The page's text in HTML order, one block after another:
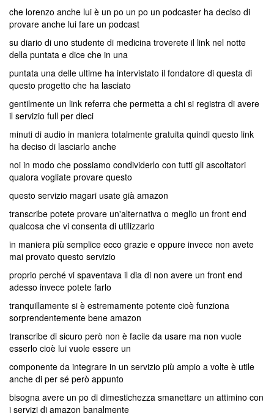
che lorenzo anche lui è un po un po un podcaster ha deciso di
provare anche lui fare un podcast
su diario di uno studente di medicina troverete il link nel notte
della puntata e dice che in una
puntata una delle ultime ha intervistato il fondatore di questa di
questo progetto che ha lasciato
gentilmente un link referra che permetta a chi si registra di avere
il servizio full per dieci
minuti di audio in maniera totalmente gratuita quindi questo link
ha deciso di lasciarlo anche
noi in modo che possiamo condividerlo con tutti gli ascoltatori
qualora vogliate provare questo
questo servizio magari usate già amazon
transcribe potete provare un'alternativa o meglio un front end
qualcosa che vi consenta di utilizzarlo
in maniera più semplice ecco grazie e oppure invece non avete
mai provato questo servizio
proprio perché vi spaventava il dia di non avere un front end
adesso invece potete farlo
tranquillamente si è estremamente potente cioè funziona
sorprendentemente bene amazon
transcribe di sicuro però non è facile da usare ma non vuole
esserlo cioè lui vuole essere un
componente da integrare in un servizio più ampio a volte è utile
anche di per sé però appunto
bisogna avere un po di dimestichezza smanettare un attimino con
i servizi di amazon banalmente